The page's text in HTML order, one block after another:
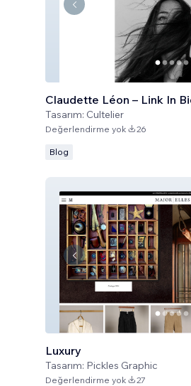
Claudette Léon – Link In
Tasarım: Cultelier
Değerlendirme yok 26
Blog
Luxury
Tasarım: Pickles Graphic
Değerlendirme yok 27